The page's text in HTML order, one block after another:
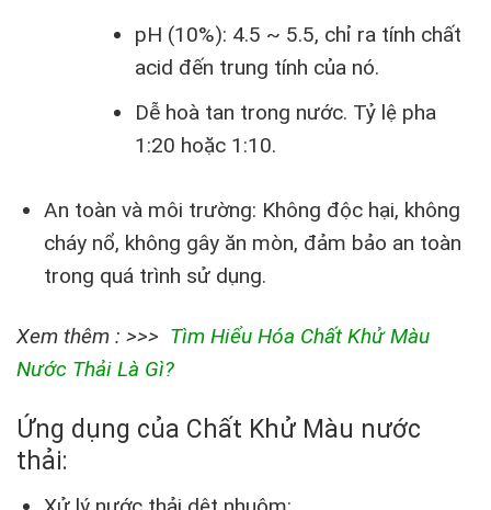
pH (10%): 4.5 ~ 5.5, chỉ ra tính chất
acid đến trung tính của nó.
Dễ hoà tan trong nước. Tỷ lệ pha
1:20 hoặc 1:10.
An toàn và môi trường: Không độc hại, không
cháy nổ, không gây ăn mòn, đảm bảo an toàn
trong quá trình sử dụng.
Xem thêm : >>> Tìm Hiểu Hóa Chất Khử Màu
Nước Thải Là Gì?
Ứng dụng của Chất Khử Màu nước
thải: